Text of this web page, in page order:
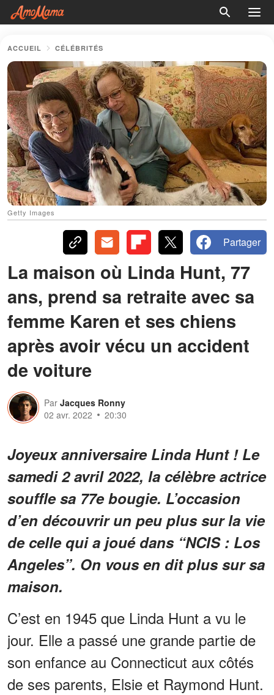
ACCUEIL CÉLÉBRITÉS
Getty Images
Partager
La maison où Linda Hunt, 77
ans, prend sa retraite avec sa
femme Karen et ses chiens
après avoir vécu un accident
de voiture
Par Jacques Ronny
02 avr. 2022
20:30
Joyeux anniversaire Linda Hunt ! Le
samedi 2 avril 2022, la célèbre actrice
souffle sa 77e bougie. L’occasion
d’en découvrir un peu plus sur la vie
de celle qui a joué dans “NCIS : Los
Angeles”. On vous en dit plus sur sa
maison.
C’est en 1945 que Linda Hunt a vu le
jour. Elle a passé une grande partie de
son enfance au Connecticut aux côtés
de ses parents, Elsie et Raymond Hunt.